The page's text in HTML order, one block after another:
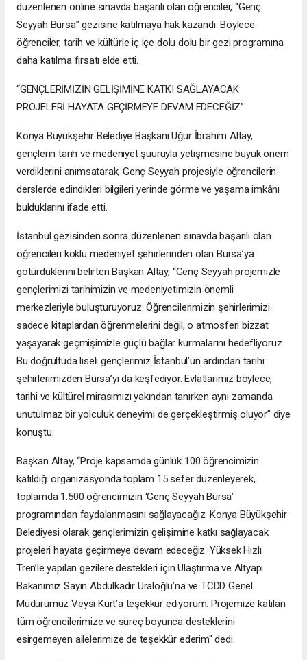
düzenlenen online sınavda başarılı olan öğrenciler, “Genç
Seyyah Bursa” gezisine katılmaya hak kazandı. Böylece
öğrenciler, tarih ve kültürle iç içe dolu dolu bir gezi programına
daha katılma fırsatı elde etti.
“GENÇLERİMİZİN GELİŞİMİNE KATKI SAĞLAYACAK
PROJELERİ HAYATA GEÇİRMEYE DEVAM EDECEĞİZ”
Konya Büyükşehir Belediye Başkanı Uğur İbrahim Altay,
gençlerin tarih ve medeniyet şuuruyla yetişmesine büyük önem
verdiklerini anımsatarak, Genç Seyyah projesiyle öğrencilerin
derslerde edindikleri bilgileri yerinde görme ve yaşama imkânı
bulduklarını ifade etti.
İstanbul gezisinden sonra düzenlenen sınavda başarılı olan
öğrencileri köklü medeniyet şehirlerinden olan Bursa’ya
götürdüklerini belirten Başkan Altay, “Genç Seyyah projemizle
gençlerimizi tarihimizin ve medeniyetimizin önemli
merkezleriyle buluşturuyoruz. Öğrencilerimizin şehirlerimizi
sadece kitaplardan öğrenmelerini değil, o atmosferi bizzat
yaşayarak geçmişimizle güçlü bağlar kurmalarını hedefliyoruz.
Bu doğrultuda liseli gençlerimiz İstanbul’un ardından tarihi
şehirlerimizden Bursa’yı da keşfediyor. Evlatlarımız böylece,
tarihi ve kültürel mirasımızı yakından tanırken aynı zamanda
unutulmaz bir yolculuk deneyimi de gerçekleştirmiş oluyor” diye
konuştu.
Başkan Altay, “Proje kapsamda günlük 100 öğrencimizin
katıldığı organizasyonda toplam 15 sefer düzenleyerek,
toplamda 1.500 öğrencimizin ‘Genç Seyyah Bursa’
programından faydalanmasını sağlayacağız. Konya Büyükşehir
Belediyesi olarak gençlerimizin gelişimine katkı sağlayacak
projeleri hayata geçirmeye devam edeceğiz. Yüksek Hızlı
Tren’le yapılan gezilere destekleri için Ulaştırma ve Altyapı
Bakanımız Sayın Abdulkadir Uraloğlu’na ve TCDD Genel
Müdürümüz Veysi Kurt’a teşekkür ediyorum. Projemize katılan
tüm öğrencilerimize ve süreç boyunca desteklerini
esirgemeyen ailelerimize de teşekkür ederim" dedi.